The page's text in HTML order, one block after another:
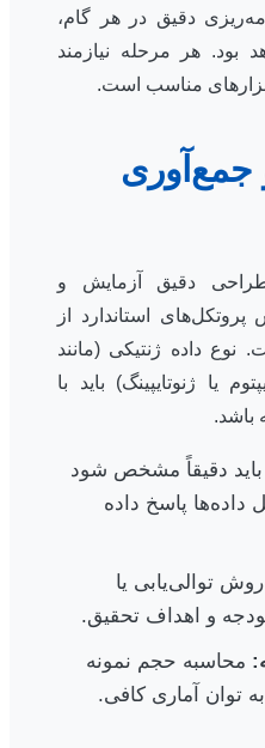
دقیق در هر گام،
بود. هر مرحله نیازمند
مناسب است.
جمع‌آوری
دقیق آزمایش و
استاندارد از
نوع داده ژنتیکی (مانند
یا ژنوتایپینگ) باید با
باشد.
باید دقیقاً مشخص شود
داده‌ها پاسخ داده
روش توالی‌یابی یا
و اهداف تحقیق.
محاسبه حجم نمونه
توان آماری کافی.